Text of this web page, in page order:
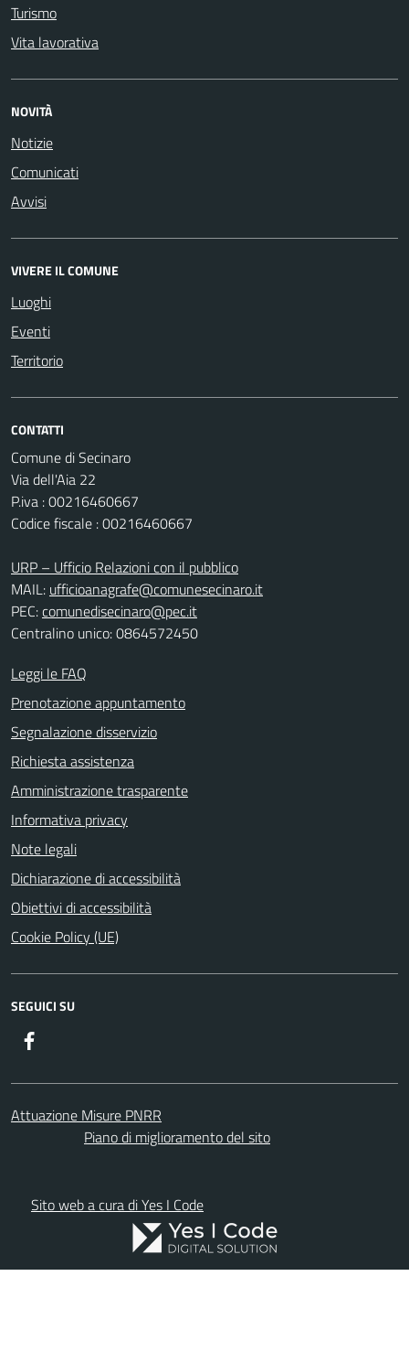
Turismo
Vita lavorativa
NOVITÀ
Notizie
Comunicati
Avvisi
VIVERE IL COMUNE
Luoghi
Eventi
Territorio
CONTATTI
Comune di Secinaro
Via dell'Aia 22
P.iva : 00216460667
Codice fiscale : 00216460667
URP – Ufficio Relazioni con il pubblico
MAIL: ufficioanagrafe@comunesecinaro.it
PEC:comunedisecinaro@pec.it
Centralino unico: 0864572450
Leggi le FAQ
Prenotazione appuntamento
Segnalazione disservizio
Richiesta assistenza
Amministrazione trasparente
Informativa privacy
Note legali
Dichiarazione di accessibilità
Obiettivi di accessibilità
Cookie Policy (UE)
SEGUICI SU
Attuazione Misure PNRR
Piano di miglioramento del sito
Sito web a cura di Yes I Code